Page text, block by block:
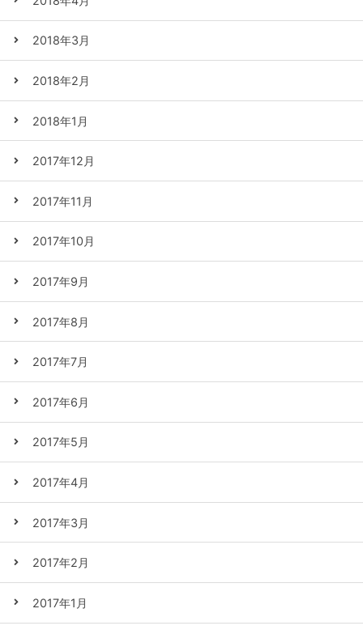
2018年3月
2018年2月
2018年1月
2017年12月
2017年11月
2017年10月
2017年9月
2017年8月
2017年7月
2017年6月
2017年5月
2017年4月
2017年3月
2017年2月
2017年1月